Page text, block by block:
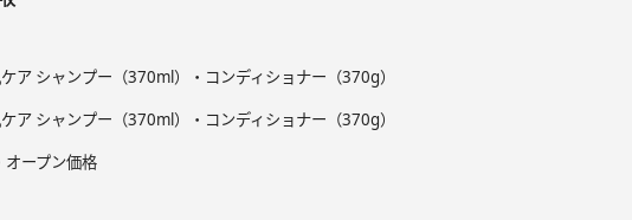
ア シャンプー（370ml）・コンディショナー（370g）
ア シャンプー（370ml）・コンディショナー（370g）
ープン価格